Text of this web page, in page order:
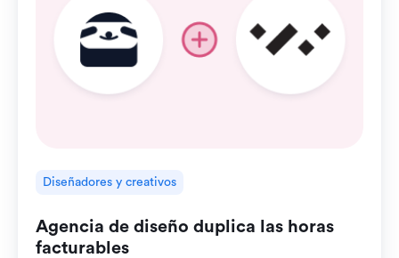
Diseñadores y creativos
Agencia de diseño duplica las horas
facturables